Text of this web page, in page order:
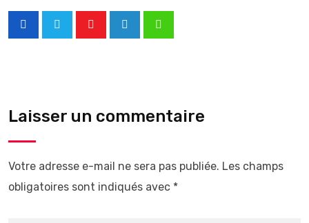
Laisser un commentaire
Votre adresse e-mail ne sera pas publiée. Les champs
obligatoires sont indiqués avec *